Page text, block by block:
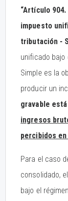
“Artículo
impuesto
tributación -
unificado bajo
Simple es la
producir un
gravable está
ingresos
percibidos
Para el caso
consolidado,
bajo el